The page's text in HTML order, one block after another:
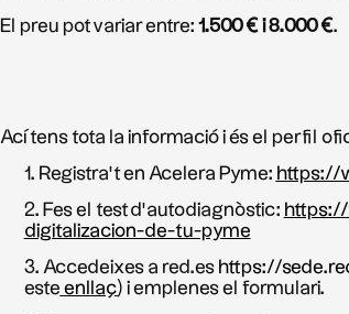
El preu pot variar entre:1.500 € i 8.000 €.
Ací tens tota la informació i és el perfil
Registra’t en Acelera Pyme: https://
Fes el test d’autodiagnòstic:
digitalizacion-de-tu-pyme
Accedeixes a red.es https://
este enllaç) i emplenes el formulari.